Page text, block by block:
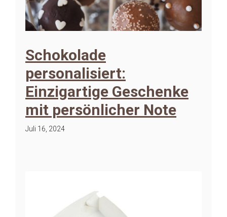
Schokolade
personalisiert:
Einzigartige Geschenke
mit persönlicher Note
Juli 16, 2024